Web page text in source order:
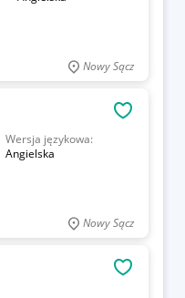
Nowy Sącz
Wersja językowa:
Angielska
Nowy Sącz